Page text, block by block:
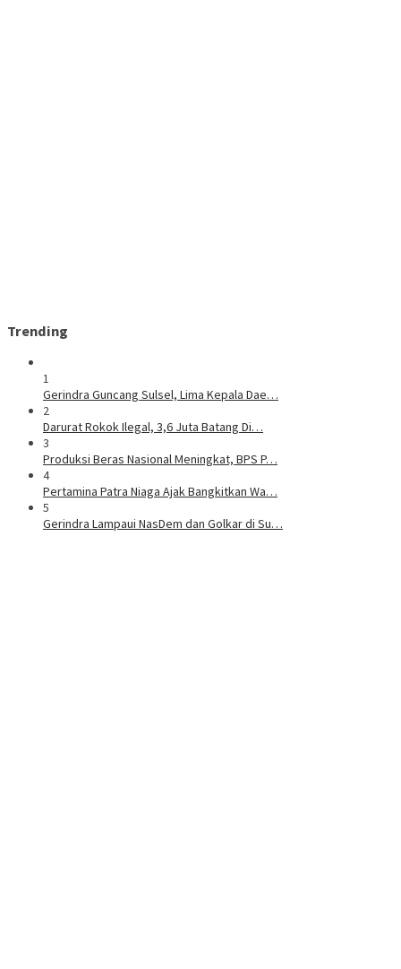
Trending
1
Gerindra Guncang Sulsel, Lima Kepala Dae…
2
Darurat Rokok Ilegal, 3,6 Juta Batang Di…
3
Produksi Beras Nasional Meningkat, BPS P…
4
Pertamina Patra Niaga Ajak Bangkitkan Wa…
5
Gerindra Lampaui NasDem dan Golkar di Su…